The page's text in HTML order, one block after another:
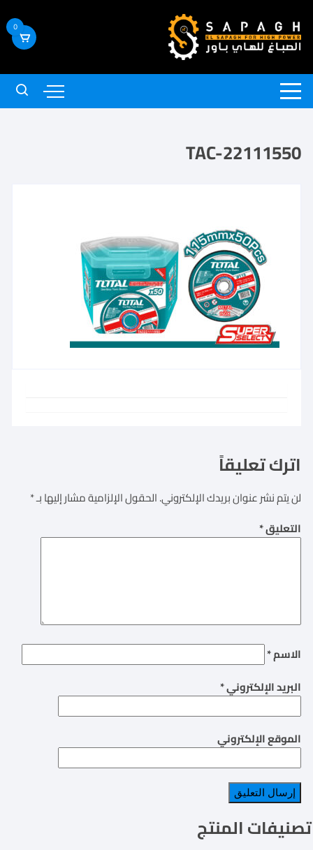
0
TAC-22111550
اترك تعليقاً
لن يتم نشر عنوان بريدك الإلكتروني.الحقول الإلزامية مشار إليها بـ*
التعليق*
الاسم*
البريد الإلكتروني*
الموقع الإلكتروني
تصنيفات المنتج